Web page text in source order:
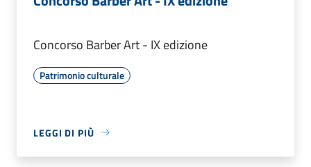
Concorso Barber Art - IX edizione
Patrimonio culturale
LEGGI DI PIÙ